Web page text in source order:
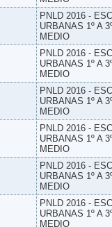
PNLD 2016 -
URBANAS 1º A
MEDIO
PNLD 2016 -
URBANAS 1º A
MEDIO
PNLD 2016 -
URBANAS 1º A
MEDIO
PNLD 2016 -
URBANAS 1º A
MEDIO
PNLD 2016 -
URBANAS 1º A
MEDIO
PNLD 2016 -
URBANAS 1º A
MEDIO